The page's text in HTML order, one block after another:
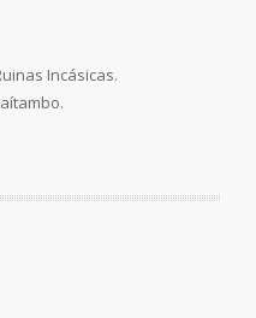
Incásicas.